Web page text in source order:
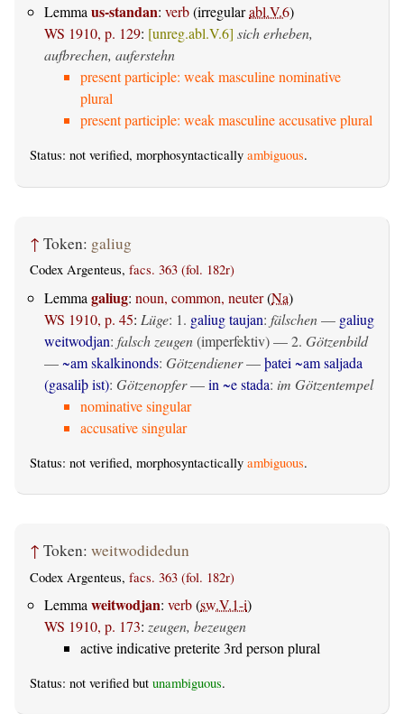
Lemmaus-standan: verb(irregularabl.V.6)
WS 1910, p. 129: [unreg.abl.V.6] sich erheben,
aufbrechen, auferstehn
present participle: weak masculine nominative
plural
present participle: weak masculine accusative plural
Status: not verified, morphosyntactically ambiguous.
↑ Token: galiug
Codex Argenteus, facs. 363 (fol. 182r)
Lemma galiug: noun, common, neuter(Na)
WS 1910, p. 45: Lüge: 1. galiug taujan: fälschen— galiug
weitwodjan: falsch zeugen(imperfektiv)— 2. Götzenbild
—~am skalkinonds: Götzendiener—þatei ~am saljada
(gasaliþ ist): Götzenopfer—in ~e stada: im Götzentempel
nominative singular
accusative singular
Status: not verified, morphosyntactically ambiguous.
↑ Token: weitwodidedun
Codex Argenteus, facs. 363 (fol. 182r)
Lemma weitwodjan: verb(sw.V.1-i)
WS 1910, p. 173: zeugen, bezeugen
active indicative preterite 3rd person plural
Status: not verified but unambiguous.